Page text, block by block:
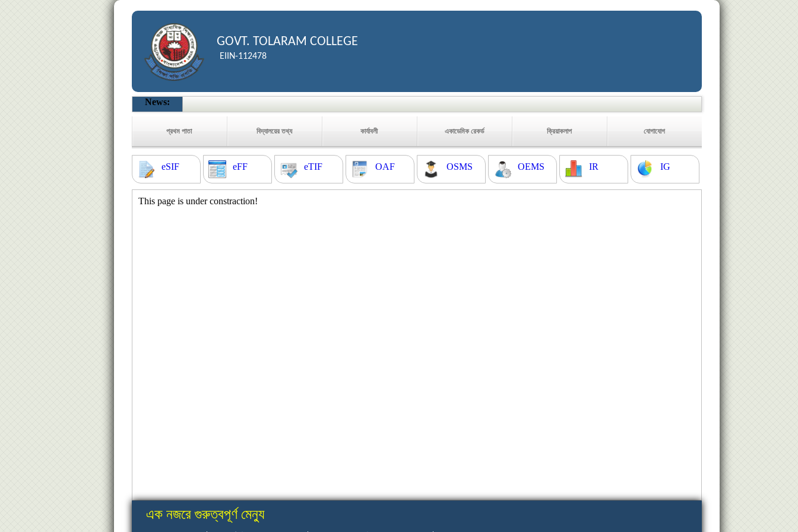
GOVT. TOLARAM COLLEGE
EIIN-112478
News:
প্রথম পাতা বিদ্যালয়ের তথ্য কার্যাবলী একাডেমিক রেকর্ড ক্রিয়াকলাপ যোগাযোগ
eSIF eFF eTIF OAF OSMS OEMS IR IG
This page is under constraction!
এক নজরে গুরুত্বপূর্ণ মেন্যু